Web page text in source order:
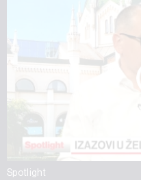
Spotlight